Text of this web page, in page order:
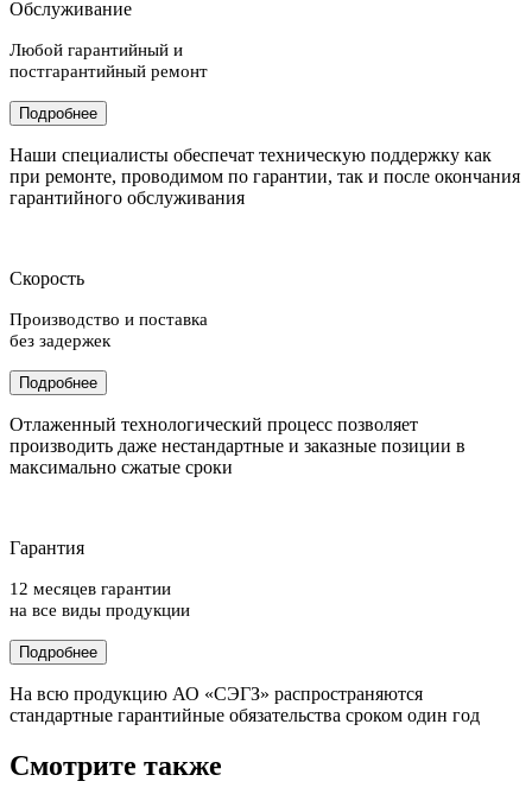
Обслуживание
Любой гарантийный и
постгарантийный ремонт
Подробнее
Наши специалисты обеспечат техническую поддержку как
при ремонте, проводимом по гарантии, так и после окончания
гарантийного обслуживания
Скорость
Производство и поставка
без задержек
Подробнее
Отлаженный технологический процесс позволяет
производить даже нестандартные и заказные позиции в
максимально сжатые сроки
Гарантия
12 месяцев гарантии
на все виды продукции
Подробнее
На всю продукцию АО «СЭГЗ» распространяются
стандартные гарантийные обязательства сроком один год
Смотрите также